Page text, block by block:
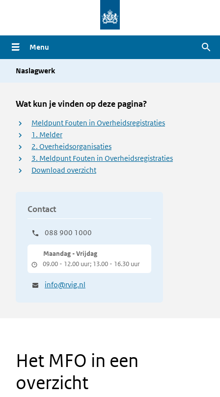
naar
de
inhoud
Menu
Naslagwerk
Wat kun je vinden op deze pagina?
Meldpunt Fouten in Overheidsregistraties
1. Melder
2. Overheidsorganisaties
3. Meldpunt Fouten in Overheidsregistraties
Download overzicht
Contact
088 900 1000
Maandag - Vrijdag
09.00 - 12.00 uur; 13.00 - 16.30 uur
info@rvig.nl
Het MFO in een
overzicht